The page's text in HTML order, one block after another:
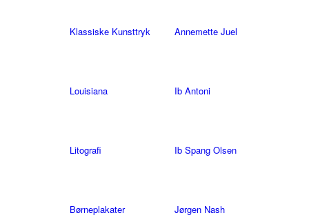
Klassiske Kunsttryk
Louisiana
Litografi
Børneplakater
Annemette Juel
Ib Antoni
Ib Spang Olsen
Jørgen Nash